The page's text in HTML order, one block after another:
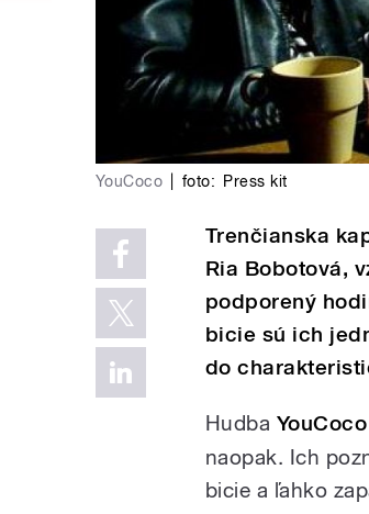
YouCoco foto: Press kit
Trenčianska
Ria Bobotová,
podporený
bicie sú ich
do
Hudba YouCoco
naopak. Ich
bicie a ľahko